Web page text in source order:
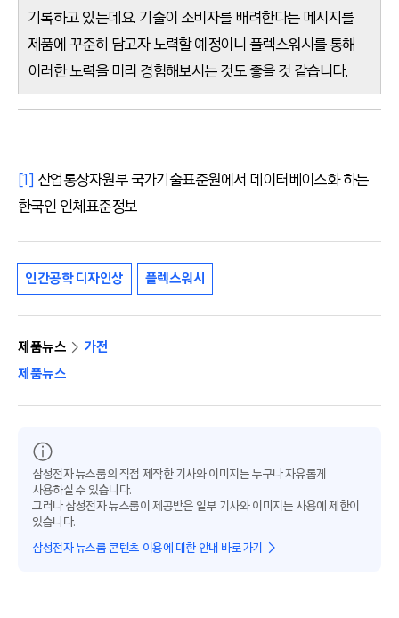
기록하고 있는데요. 기술이 소비자를 배려한다는 메시지를
제품에 꾸준히 담고자 노력할 예정이니 플렉스워시를 통해
이러한 노력을 미리 경험해보시는 것도 좋을 것 같습니다.
[1] 산업통상자원부 국가기술표준원에서 데이터베이스화 하는
한국인 인체표준정보
인간공학 디자인상 플렉스워시
제품뉴스
가전
제품뉴스
삼성전자 뉴스룸의 직접 제작한 기사와 이미지는 누구나 자유롭게
사용하실 수 있습니다.
그러나 삼성전자 뉴스룸이 제공받은 일부 기사와 이미지는 사용에 제한이
있습니다.
삼성전자 뉴스룸 콘텐츠 이용에 대한 안내 바로가기